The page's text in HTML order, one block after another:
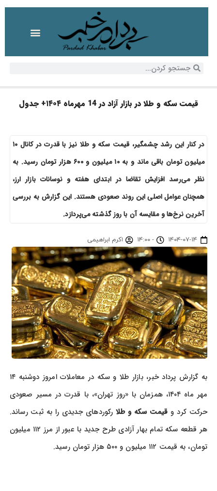
قیمت سکه و طلا در بازار آزاد در 14 مهرماه ۱۴۰۴+ جدول
در کنار این رشد چشمگیر، قیمت سکه و طلا نیز با قدرت در کانال ۱۰
میلیون تومان باقی ماند و به ۱۰ میلیون و ۶۰۰ هزار تومان رسید. به
نظر می‌رسد افزایش تقاضا در ابتدای هفته و نوسانات بازار ارز،
همچنان عوامل اصلی این روند صعودی هستند. این گزارش به بررسی
آخرین نرخ‌ها و مقایسه آن با روز گذشته می‌پردازد.
۱۴۰۴-۰۷-۱۴ - ۱۴:۰۰ اکرم ابراهیمی
به گزارش پرداد خبر، بازار طلا و سکه در معاملات امروز دوشنبه ۱۴
مهر ماه ۱۴۰۴، همزمان با «روز تهران»، با قدرت در مسیر صعودی
حرکت کرد وقیمت سکه و طلارکوردهای جدیدی را به ثبت رساند.
هر قطعه سکه تمام بهار آزادی طرح جدید با عبور از مرز ۱۱۲ میلیون
تومان، به قیمت ۱۱۲ میلیون و ۵۰۰ هزار تومان رسید.